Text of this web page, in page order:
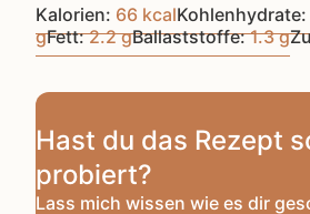
Kalorien: 66 kcal
gFett:2.2 gBallaststoffe:1.3 g
Hast du das Rezept
probiert?
Lass mich wissen wie es dir